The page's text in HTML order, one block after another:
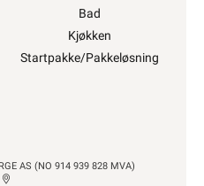
Bad
Kjøkken
Startpakke/Pakkeløsning
AS (NO 914 939 828 MVA)